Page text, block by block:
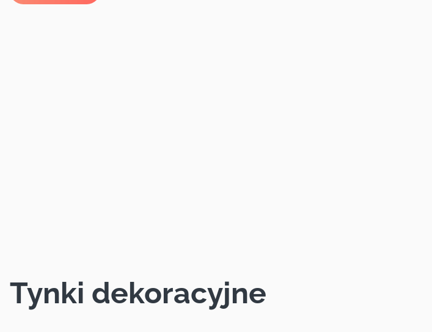
Tynki dekoracyjne